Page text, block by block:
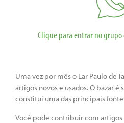
Clique para entrar no grupo
Uma vez por mês o Lar Paulo de
artigos novos e usados. O bazar é
constitui uma das principais
Você pode contribuir com artigos